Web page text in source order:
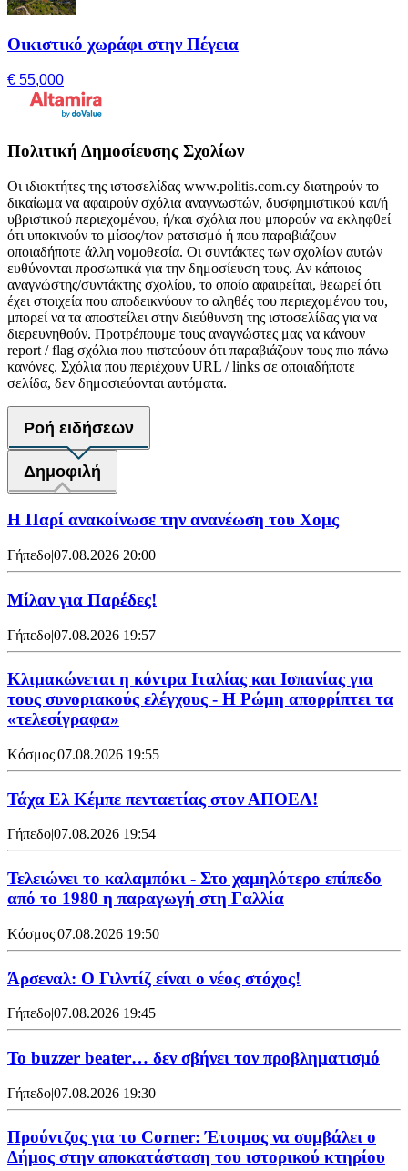
Οικιστικό χωράφι στην Πέγεια
€ 55,000
Πολιτική Δημοσίευσης Σχολίων
Οι ιδιοκτήτες της ιστοσελίδας www.politis.com.cy διατηρούν το
δικαίωμα να αφαιρούν σχόλια αναγνωστών, δυσφημιστικού και/ή
υβριστικού περιεχομένου, ή/και σχόλια που μπορούν να εκληφθεί
ότι υποκινούν το μίσος/τον ρατσισμό ή που παραβιάζουν
οποιαδήποτε άλλη νομοθεσία. Οι συντάκτες των σχολίων αυτών
ευθύνονται προσωπικά για την δημοσίευση τους. Αν κάποιος
αναγνώστης/συντάκτης σχολίου, το οποίο αφαιρείται, θεωρεί ότι
έχει στοιχεία που αποδεικνύουν το αληθές του περιεχομένου του,
μπορεί να τα αποστείλει στην διεύθυνση της ιστοσελίδας για να
διερευνηθούν. Προτρέπουμε τους αναγνώστες μας να κάνουν
report / flag σχόλια που πιστεύουν ότι παραβιάζουν τους πιο πάνω
κανόνες. Σχόλια που περιέχουν URL / links σε οποιαδήποτε
σελίδα, δεν δημοσιεύονται αυτόματα.
Ροή ειδήσεων
Δημοφιλή
Η Παρί ανακοίνωσε την ανανέωση του Χομς
Γήπεδο|07.08.2026 20:00
Μίλαν για Παρέδες!
Γήπεδο|07.08.2026 19:57
Κλιμακώνεται η κόντρα Ιταλίας και Ισπανίας για
τους συνοριακούς ελέγχους - Η Ρώμη απορρίπτει τα
«τελεσίγραφα»
Κόσμος|07.08.2026 19:55
Τάχα Ελ Κέμπε πενταετίας στον ΑΠΟΕΛ!
Γήπεδο|07.08.2026 19:54
Τελειώνει το καλαμπόκι - Στο χαμηλότερο επίπεδο
από το 1980 η παραγωγή στη Γαλλία
Κόσμος|07.08.2026 19:50
Άρσεναλ: Ο Γιλντίζ είναι ο νέος στόχος!
Γήπεδο|07.08.2026 19:45
Το buzzer beater… δεν σβήνει τoν προβληματισμό
Γήπεδο|07.08.2026 19:30
Προύντζος για το Corner: Έτοιμος να συμβάλει ο
Δήμος στην αποκατάσταση του ιστορικού κτηρίου